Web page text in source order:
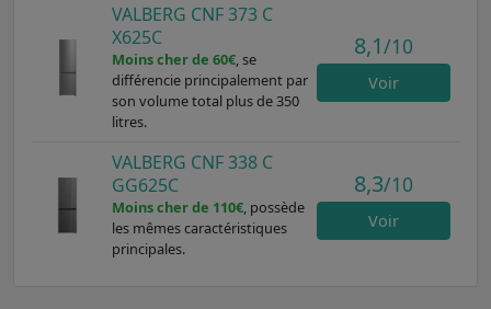
VALBERG CNF 373 C
X625C
Moins cher de 60€, se
différencie principalement par
son volume total plus de 350
litres.
8,1/10
Voir
VALBERG CNF 338 C
GG625C
Moins cher de 110€, possède
les mêmes caractéristiques
principales.
8,3/10
Voir